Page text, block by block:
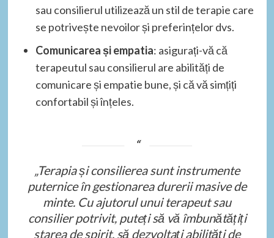
sau consilierul utilizează un stil de terapie care
se potrivește nevoilor și preferințelor dvs.
Comunicarea și empatia: asigurați-vă că
terapeutul sau consilierul are abilități de
comunicare și empatie bune, și că vă simțiți
confortabil și înțeles.
„Terapia și consilierea sunt instrumente
puternice în gestionarea durerii masive de
minte. Cu ajutorul unui terapeut sau
consilier potrivit, puteți să vă îmbunătățiți
starea de spirit, să dezvoltați abilități de